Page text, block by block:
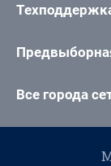
Все города